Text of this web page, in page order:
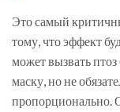
Это самый
тому, что эффект
может вызвать
маску, но не
пропорционально.